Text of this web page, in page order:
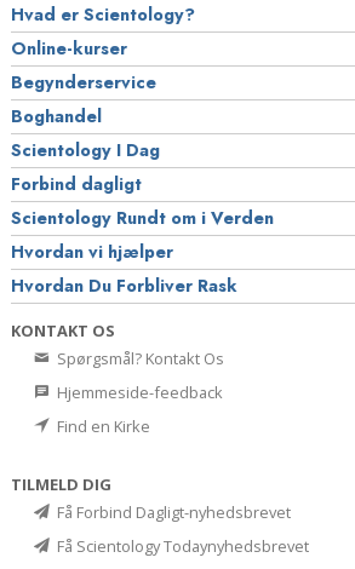
Hvad er Scientology?
Online-kurser
Begynderservice
Boghandel
Scientology I Dag
Forbind dagligt
Scientology Rundt om i Verden
Hvordan vi hjælper
Hvordan Du Forbliver Rask
KONTAKT OS
Spørgsmål? Kontakt Os
Hjemmeside-feedback
Find en Kirke
TILMELD DIG
Få Forbind Dagligt-nyhedsbrevet
Få Scientology Todaynyhedsbrevet